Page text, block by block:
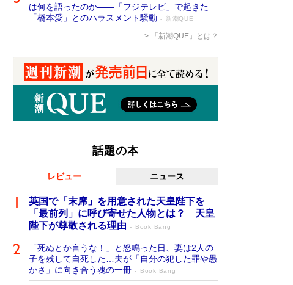
は何を語ったのか――「フジテレビ」で起きた
「橋本愛」とのハラスメント騒動
新潮QUE
「新潮QUE」とは？
話題の本
レビュー ニュース
英国で「末席」を用意された天皇陛下を
「最前列」に呼び寄せた人物とは？ 天皇
陛下が尊敬される理由
Book Bang
「死ぬとか言うな！」と怒鳴った日、妻は2人の
子を残して自死した…夫が「自分の犯した罪や愚
かさ」に向き合う魂の一冊
Book Bang